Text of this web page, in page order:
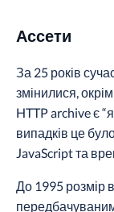
Ассети
За 25 років
змінилися,
HTTP archive є
випадків це
JavaScript та
До 1995 розмір